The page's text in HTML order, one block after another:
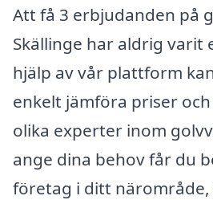
Att få 3 erbjudanden på
Skällinge har aldrig varit
hjälp av vår plattform
enkelt jämföra priser
olika experter inom
ange dina behov får du
företag i ditt